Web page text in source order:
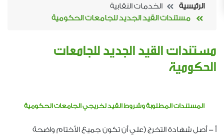
الرئيسية
الخدمات النقابية
مستندات القيد الجديد للجامعات الحكومية
مستندات القيد الجديد للجامعات
الحكومية
المستندات المطلوبة وشروط القيد لخريجي الجامعات الحكومية
أ - أصل شهادة التخرج (علي أن تكون جميع الأختام واضحة